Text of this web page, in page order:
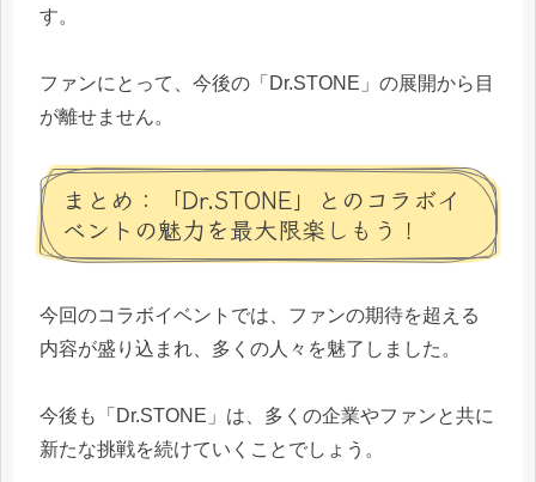
す。
ファンにとって、今後の「Dr.STONE」の展開から目
が離せません。
まとめ：「Dr.STONE」とのコラボイ
ベントの魅力を最大限楽しもう！
今回のコラボイベントでは、ファンの期待を超える
内容が盛り込まれ、多くの人々を魅了しました。
今後も「Dr.STONE」は、多くの企業やファンと共に
新たな挑戦を続けていくことでしょう。